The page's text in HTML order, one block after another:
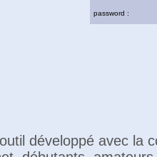
password :
développé avec la